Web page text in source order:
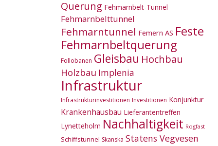
Querung Fehmarnbelt-Tunnel
Fehmarnbelttunnel
Fehmarntunnel Femern AS Feste
Fehmarnbeltquerung
Follobanen Gleisbau Hochbau
Holzbau Implenia
Infrastruktur
Infrastrukturinvestitionen Investitionen Konjunktur
Krankenhausbau Lieferantentreffen
Lynetteholm Nachhaltigkeit Rogfast
Schiffstunnel Skanska Statens Vegvesen